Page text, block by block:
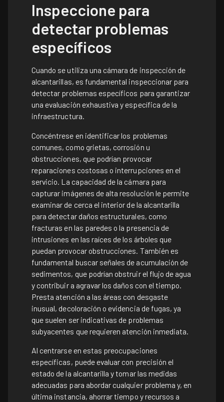
Inspeccione para
detectar problemas
específicos
Cuando se utiliza una cámara de inspección de
alcantarillas, es fundamental inspeccionar para
detectar problemas específicos para garantizar
una evaluación exhaustiva y específica de la
infraestructura.
Concéntrese en identificar los problemas
comunes, como grietas, corrosión u
obstrucciones, que podrían provocar
reparaciones costosas o interrupciones en el
servicio. La capacidad de la cámara para
capturar imágenes de alta resolución le permite
examinar de cerca el interior de la alcantarilla
para detectar daños estructurales, como
fracturas en las paredes o la presencia de
intrusiones en las raíces de los árboles que
puedan provocar obstrucciones. También es
fundamental buscar señales de acumulación de
sedimentos, que podrían obstruir el flujo de agua
y contribuir a agravar los daños con el tiempo.
Presta atención a las áreas con desgaste
inusual, decoloración o evidencia de fugas, ya
que suelen ser indicativas de problemas
subyacentes que requieren atención inmediata.
Al centrarse en estas preocupaciones
específicas, puede evaluar con precisión el
estado de la alcantarilla y tomar las medidas
adecuadas para abordar cualquier problema y, en
última instancia, ahorrar tiempo y recursos a